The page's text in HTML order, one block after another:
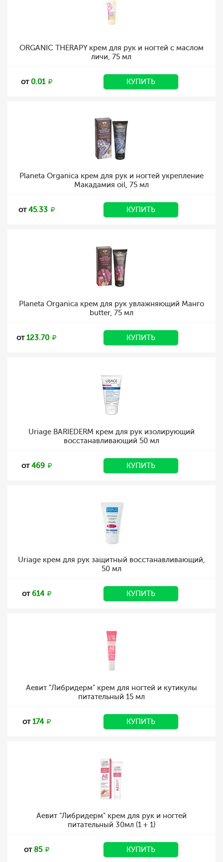
ORGANIC THERAPY крем для рук и ногтей с маслом
личи, 75 мл
от 0.01 КУПИТЬ
Planeta Organica крем для рук и ногтей укрепление
Макадамия oil, 75 мл
от45.33 КУПИТЬ
Planeta Organica крем для рук увлажняющий Манго
butter, 75 мл
от123.70 КУПИТЬ
Uriage BARIEDERM крем для рук изолирующий
восстанавливающий 50 мл
от469 КУПИТЬ
Uriage крем для рук защитный восстанавливающий,
50 мл
от614 КУПИТЬ
Аевит "Либридерм" крем для ногтей и кутикулы
питательный 15 мл
от174 КУПИТЬ
Аевит "Либридерм" крем для рук и ногтей
питательный 30мл (1 + 1)
от85 КУПИТЬ